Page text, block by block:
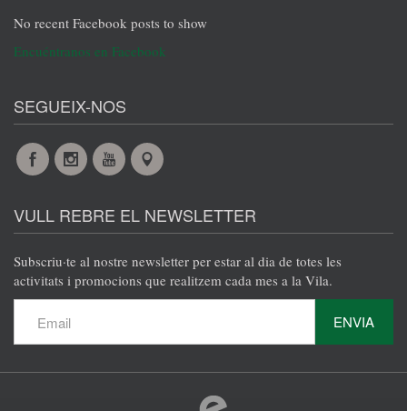
No recent Facebook posts to show
Encuéntranos en Facebook
SEGUEIX-NOS
FacebookInstagram
YouTubeMaps
VULL REBRE EL NEWSLETTER
Subscriu·te al nostre newsletter per estar al dia de totes les
activitats i promocions que realitzem cada mes a la Vila.
ENVIA